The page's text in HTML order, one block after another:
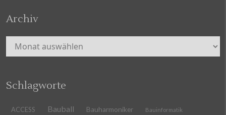
Archiv
Archiv
Schlagworte
ACCESS Bauball Bauharmoniker Bauinformatik